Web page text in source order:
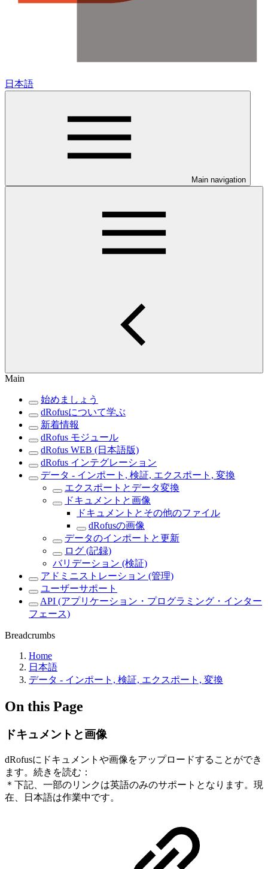
日本語
Main navigation
Main
始めましょう
dRofusについて学ぶ
新着情報
dRofus モジュール
dRofus WEB (日本語版)
dRofus インテグレーション
データ - インポート, 検証, エクスポート, 変換
エクスポートとデータ変換
ドキュメントと画像
ドキュメントとその他のファイル
dRofusの画像
データのインポートと更新
ログ (記録)
バリデーション (検証)
アドミニストレーション (管理)
ユーザーサポート
API (アプリケーション・プログラミング・インター
フェース)
Breadcrumbs
Home
日本語
データ - インポート, 検証, エクスポート, 変換
On this Page
ドキュメントと画像
dRofusにドキュメントや画像をアップロードすることができ
ます。続きを読む：
＊下記、一部のリンクは英語のみのサポートとなります。現
在、日本語は作業中です。